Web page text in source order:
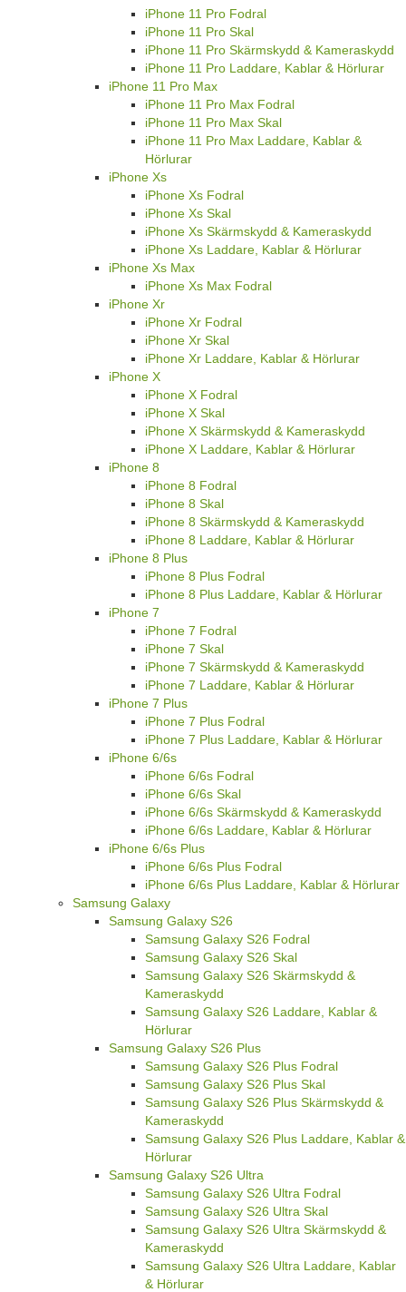
iPhone 11 Pro Fodral
iPhone 11 Pro Skal
iPhone 11 Pro Skärmskydd & Kameraskydd
iPhone 11 Pro Laddare, Kablar & Hörlurar
iPhone 11 Pro Max
iPhone 11 Pro Max Fodral
iPhone 11 Pro Max Skal
iPhone 11 Pro Max Laddare, Kablar &
Hörlurar
iPhone Xs
iPhone Xs Fodral
iPhone Xs Skal
iPhone Xs Skärmskydd & Kameraskydd
iPhone Xs Laddare, Kablar & Hörlurar
iPhone Xs Max
iPhone Xs Max Fodral
iPhone Xr
iPhone Xr Fodral
iPhone Xr Skal
iPhone Xr Laddare, Kablar & Hörlurar
iPhone X
iPhone X Fodral
iPhone X Skal
iPhone X Skärmskydd & Kameraskydd
iPhone X Laddare, Kablar & Hörlurar
iPhone 8
iPhone 8 Fodral
iPhone 8 Skal
iPhone 8 Skärmskydd & Kameraskydd
iPhone 8 Laddare, Kablar & Hörlurar
iPhone 8 Plus
iPhone 8 Plus Fodral
iPhone 8 Plus Laddare, Kablar & Hörlurar
iPhone 7
iPhone 7 Fodral
iPhone 7 Skal
iPhone 7 Skärmskydd & Kameraskydd
iPhone 7 Laddare, Kablar & Hörlurar
iPhone 7 Plus
iPhone 7 Plus Fodral
iPhone 7 Plus Laddare, Kablar & Hörlurar
iPhone 6/6s
iPhone 6/6s Fodral
iPhone 6/6s Skal
iPhone 6/6s Skärmskydd & Kameraskydd
iPhone 6/6s Laddare, Kablar & Hörlurar
iPhone 6/6s Plus
iPhone 6/6s Plus Fodral
iPhone 6/6s Plus Laddare, Kablar & Hörlurar
Samsung Galaxy
Samsung Galaxy S26
Samsung Galaxy S26 Fodral
Samsung Galaxy S26 Skal
Samsung Galaxy S26 Skärmskydd &
Kameraskydd
Samsung Galaxy S26 Laddare, Kablar &
Hörlurar
Samsung Galaxy S26 Plus
Samsung Galaxy S26 Plus Fodral
Samsung Galaxy S26 Plus Skal
Samsung Galaxy S26 Plus Skärmskydd &
Kameraskydd
Samsung Galaxy S26 Plus Laddare, Kablar &
Hörlurar
Samsung Galaxy S26 Ultra
Samsung Galaxy S26 Ultra Fodral
Samsung Galaxy S26 Ultra Skal
Samsung Galaxy S26 Ultra Skärmskydd &
Kameraskydd
Samsung Galaxy S26 Ultra Laddare, Kablar
& Hörlurar